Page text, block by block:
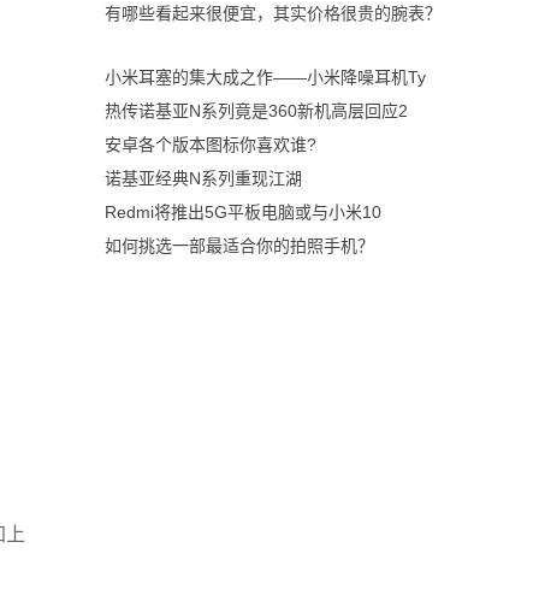
上
有哪些看起来很便宜，其实价格很贵的腕表？
小米耳塞的集大成之作——小米降噪耳机Ty
热传诺基亚N系列竟是360新机高层回应2
安卓各个版本图标你喜欢谁?
诺基亚经典N系列重现江湖
Redmi将推出5G平板电脑或与小米10
如何挑选一部最适合你的拍照手机？